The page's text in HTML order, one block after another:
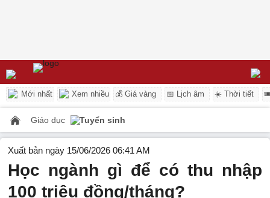
Mới nhất Xem nhiều 💰 Giá vàng 📅 Lịch âm ☀️ Thời tiết
Giáo dục Tuyển sinh
Xuất bản ngày 15/06/2026 06:41 AM
Học ngành gì để có thu nhập
100 triệu đồng/tháng?